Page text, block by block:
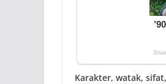
Karakter, watak,